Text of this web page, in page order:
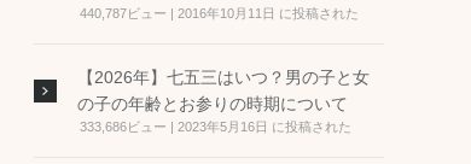
440,787ビュー | 2016年10月11日 に投稿された
【2026年】七五三はいつ？男の子と女
の子の年齢とお参りの時期について
333,686ビュー | 2023年5月16日 に投稿された